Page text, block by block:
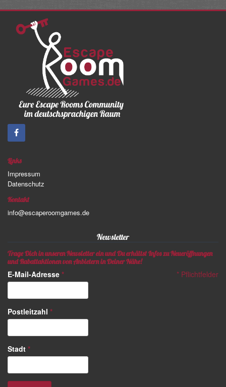
Links
Impressum
Datenschutz
Kontakt
info@escaperoomgames.de
Newsletter
Trage Dich in unseren Newsletter ein und Du erhältst Infos zu Neueröffnungen
und Rabattaktionen von Anbietern in Deiner Nähe!
* Pflichtfelder
E-Mail-Adresse *
Postleitzahl *
Stadt *